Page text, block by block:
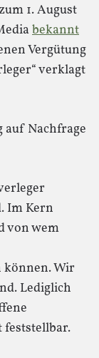
1. August
bekannt
Vergütung
verklagt
auf Nachfrage
Im Kern
von wem
können. Wir
Lediglich
feststellbar.